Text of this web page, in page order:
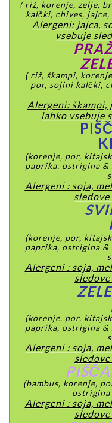
( riž, korenje, zelje,
kalčki, chives,
Alergeni: jajca,
vsebuje
( riž, škampi,
por, sojini kalčki,
Alergeni: škampi,
lahko vsebuje
(korenje, por,
paprika, ostrigina &
Alergeni : soja,
(korenje, por,
paprika, ostrigina &
Alergeni : soja,
(korenje, por,
paprika, ostrigina &
Alergeni : soja,
(bambus, korenje,
ostrigina
Alergeni : soja,